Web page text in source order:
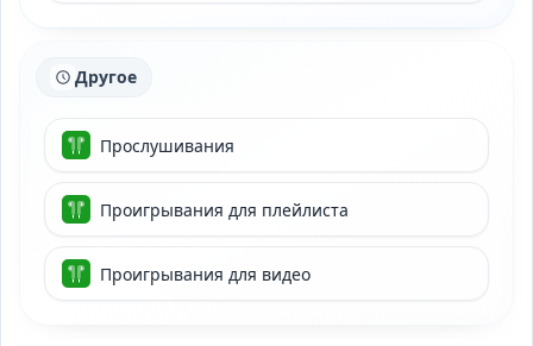
Другое
Прослушивания
Проигрывания для плейлиста
Проигрывания для видео